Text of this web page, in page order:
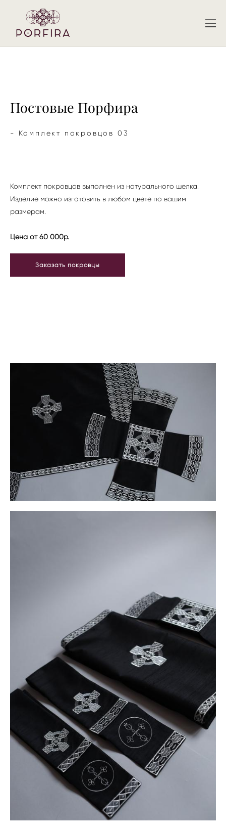
Постовые Порфира
- Комплект покровцов 03
Комплект покровцов выполнен из натурального шелка.
Изделие можно изготовить в любом цвете по вашим
размерам.
Цена от 60 000р.
Заказать покровцы